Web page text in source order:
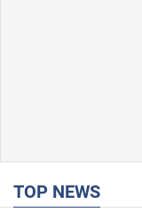
TOP NEWS